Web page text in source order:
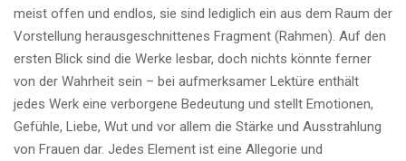
meist offen und endlos, sie sind lediglich ein aus dem Raum der
Vorstellung herausgeschnittenes Fragment (Rahmen). Auf den
ersten Blick sind die Werke lesbar, doch nichts könnte ferner
von der Wahrheit sein – bei aufmerksamer Lektüre enthält
jedes Werk eine verborgene Bedeutung und stellt Emotionen,
Gefühle, Liebe, Wut und vor allem die Stärke und Ausstrahlung
von Frauen dar. Jedes Element ist eine Allegorie und